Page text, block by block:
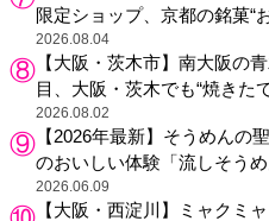
限定ショップ、京都の銘菓“
2026.08.04
【大阪・茨木市】南大阪の
目、大阪・茨木でも“焼きた
2026.08.02
【2026年最新】そうめんの
のおいしい体験「流しそう
2026.06.09
【大阪・西淀川】ミャクミ